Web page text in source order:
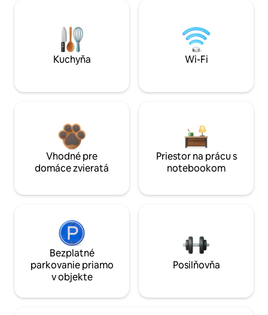
Kuchyňa Wi-Fi
Vhodné pre
domáce zvieratá
Priestor na prácu s
notebookom
Bezplatné
parkovanie priamo
v objekte
Posilňovňa